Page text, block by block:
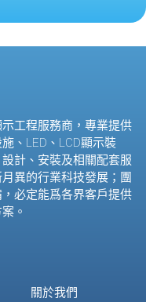
工程服務商，專業提供
、 LED 、 LCD顯示裝
計、安裝及相關配套服
異的行業科技發展；團
必定能爲各界客戶提供
。
關於我們